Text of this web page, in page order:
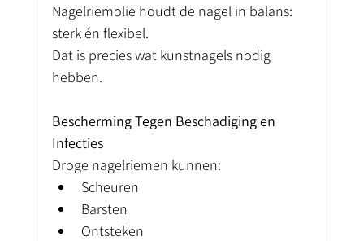
Nagelriemolie houdt de nagel in balans:
sterk én flexibel.
Dat is precies wat kunstnagels nodig
hebben.
Bescherming Tegen Beschadiging en
Infecties
Droge nagelriemen kunnen:
Scheuren
Barsten
Ontsteken